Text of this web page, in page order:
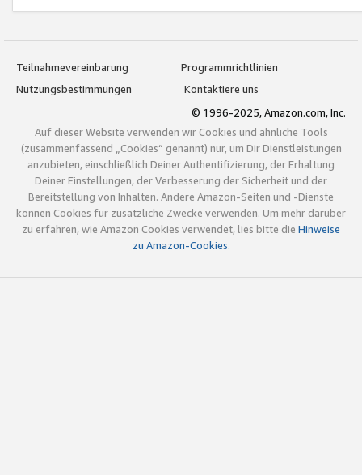
Teilnahmevereinbarung
Programmrichtlinien
Nutzungsbestimmungen
Kontaktiere uns
© 1996-2025, Amazon.com, Inc.
Auf dieser Website verwenden wir Cookies und ähnliche Tools
(zusammenfassend „Cookies“ genannt) nur, um Dir Dienstleistungen
anzubieten, einschließlich Deiner Authentifizierung, der Erhaltung
Deiner Einstellungen, der Verbesserung der Sicherheit und der
Bereitstellung von Inhalten. Andere Amazon-Seiten und -Dienste
können Cookies für zusätzliche Zwecke verwenden. Um mehr darüber
zu erfahren, wie Amazon Cookies verwendet, lies bitte die Hinweise
zu Amazon-Cookies.